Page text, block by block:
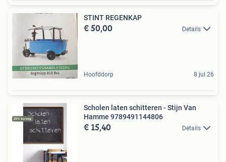
STINT REGENKAP
€ 50,00 Details
Hoofddorp 8 jul 26
Scholen laten schitteren - Stijn Van
Hamme 9789491144806
€ 15,40 Details